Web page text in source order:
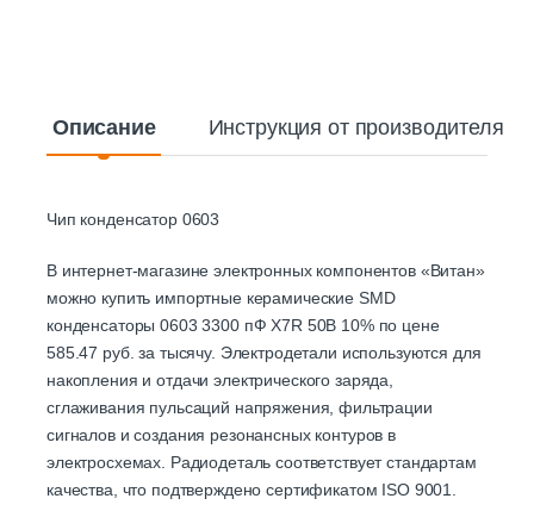
Описание Инструкция от производителя
Чип конденсатор 0603
В интернет-магазине электронных компонентов «Витан»
можно купить импортные керамические SMD
конденсаторы 0603 3300 пФ X7R 50В 10% по цене
585.47 руб. за тысячу. Электродетали используются для
накопления и отдачи электрического заряда,
сглаживания пульсаций напряжения, фильтрации
сигналов и создания резонансных контуров в
электросхемах. Радиодеталь соответствует стандартам
качества, что подтверждено сертификатом ISO 9001.